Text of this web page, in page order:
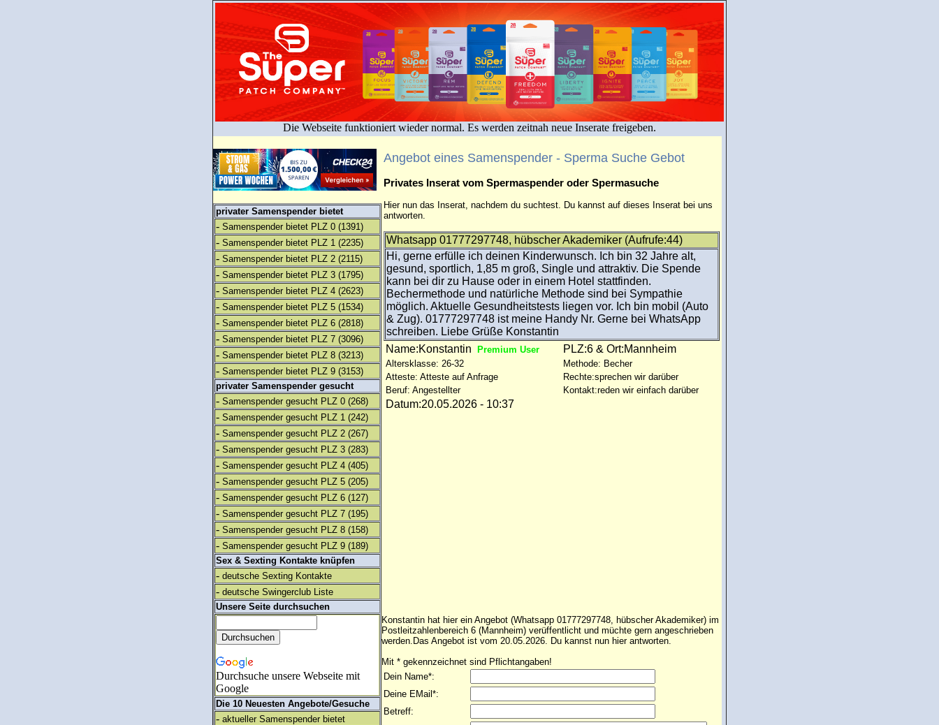
Die Webseite funktioniert wieder normal. Es werden zeitnah neue Inserate freigeben.
privater Samenspender bietet
- Samenspender bietet PLZ 0 (1391)
- Samenspender bietet PLZ 1 (2235)
- Samenspender bietet PLZ 2 (2115)
- Samenspender bietet PLZ 3 (1795)
- Samenspender bietet PLZ 4 (2623)
- Samenspender bietet PLZ 5 (1534)
- Samenspender bietet PLZ 6 (2818)
- Samenspender bietet PLZ 7 (3096)
- Samenspender bietet PLZ 8 (3213)
- Samenspender bietet PLZ 9 (3153)
privater Samenspender gesucht
- Samenspender gesucht PLZ 0 (268)
- Samenspender gesucht PLZ 1 (242)
- Samenspender gesucht PLZ 2 (267)
- Samenspender gesucht PLZ 3 (283)
- Samenspender gesucht PLZ 4 (405)
- Samenspender gesucht PLZ 5 (205)
- Samenspender gesucht PLZ 6 (127)
- Samenspender gesucht PLZ 7 (195)
- Samenspender gesucht PLZ 8 (158)
- Samenspender gesucht PLZ 9 (189)
Sex & Sexting Kontakte knüpfen
- deutsche Sexting Kontakte
- deutsche Swingerclub Liste
Unsere Seite durchsuchen
Durchsuche unsere Webseite mit
Google
Die 10 Neuesten Angebote/Gesuche
- aktueller Samenspender bietet
Angebot eines Samenspender - Sperma Suche Gebot
Privates Inserat vom Spermaspender oder Spermasuche
Hier nun das Inserat, nachdem du suchtest. Du kannst auf dieses Inserat bei uns
antworten.
Whatsapp 01777297748, hübscher Akademiker (Aufrufe:44)
Hi, gerne erfülle ich deinen Kinderwunsch. Ich bin 32 Jahre alt,
gesund, sportlich, 1,85 m groß, Single und attraktiv. Die Spende
kann bei dir zu Hause oder in einem Hotel stattfinden.
Bechermethode und natürliche Methode sind bei Sympathie
möglich. Aktuelle Gesundheitstests liegen vor. Ich bin mobil (Auto
& Zug). 01777297748 ist meine Handy Nr. Gerne bei WhatsApp
schreiben. Liebe Grüße Konstantin
Name:Konstantin
Premium User PLZ:6 & Ort:Mannheim
Altersklasse: 26-32
Methode: Becher
Atteste: Atteste auf Anfrage
Rechte:sprechen wir darüber
Beruf: Angestellter
Kontakt:reden wir einfach darüber
Datum:20.05.2026 - 10:37
Konstantin hat hier ein Angebot (Whatsapp 01777297748, hübscher Akademiker) im
Postleitzahlenbereich 6 (Mannheim) verüffentlicht und müchte gern angeschrieben
werden.Das Angebot ist vom 20.05.2026. Du kannst nun hier antworten.
Mit * gekennzeichnet sind Pflichtangaben!
Dein Name*:
Deine EMail*:
Betreff: